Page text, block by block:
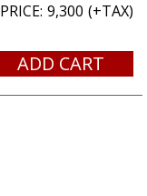
PRICE: 9,300 (+TAX)
ADD CART